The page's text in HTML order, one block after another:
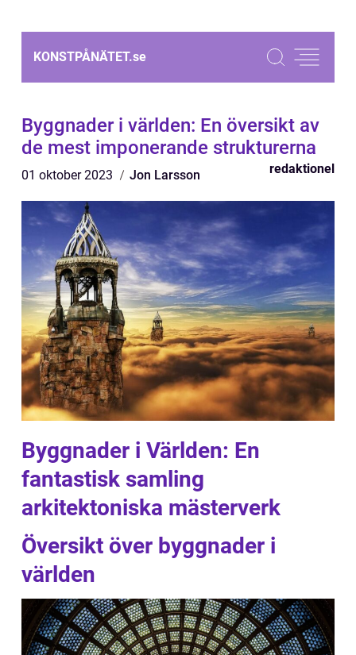
KONSTPÅNÄTET.se
Byggnader i världen: En översikt av
de mest imponerande strukturerna
01 oktober 2023 Jon Larsson redaktionel
Byggnader i Världen: En
fantastisk samling
arkitektoniska mästerverk
Översikt över byggnader i
världen